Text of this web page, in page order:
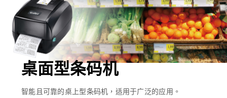
桌面型条码机
智能且可靠的桌上型条码机，适用于广泛的应用。